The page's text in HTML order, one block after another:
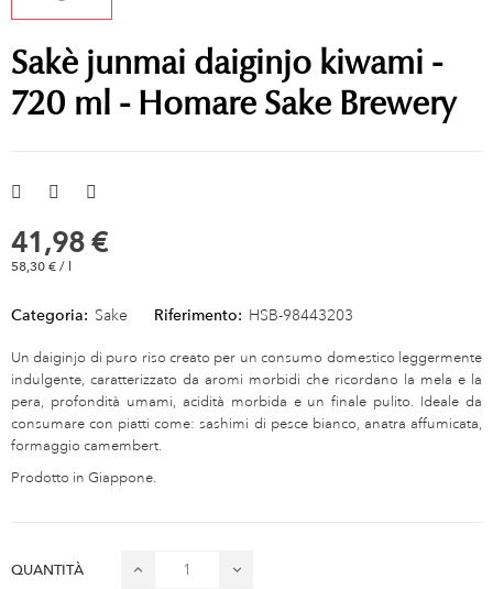
Sakè junmai daiginjo kiwami -
720 ml - Homare Sake Brewery
41,98 €
58,30 € / l
Categoria: Sake Riferimento: HSB-98443203
Un daiginjo di puro riso creato per un consumo domestico leggermente
indulgente, caratterizzato da aromi morbidi che ricordano la mela e la
pera, profondità umami, acidità morbida e un finale pulito. Ideale da
consumare con piatti come: sashimi di pesce bianco, anatra affumicata,
formaggio camembert.
Prodotto in Giappone.
QUANTITÀ